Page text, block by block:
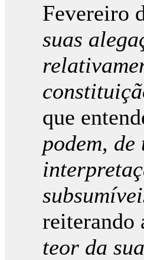
Fevereiro
suas
que
podem,
reiterando
teor da